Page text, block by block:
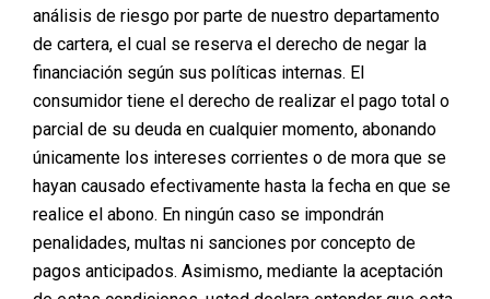
análisis de riesgo por parte de nuestro departamento
de cartera, el cual se reserva el derecho de negar la
financiación según sus políticas internas. El
consumidor tiene el derecho de realizar el pago total o
parcial de su deuda en cualquier momento, abonando
únicamente los intereses corrientes o de mora que se
hayan causado efectivamente hasta la fecha en que se
realice el abono. En ningún caso se impondrán
penalidades, multas ni sanciones por concepto de
pagos anticipados. Asimismo, mediante la aceptación